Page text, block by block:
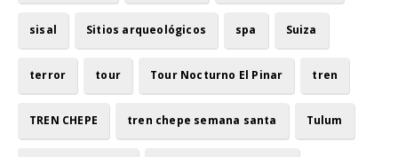
sisal Sitios arqueológicos spa Suiza
terror tour Tour Nocturno El Pinar tren
TREN CHEPE tren chepe semana santa Tulum